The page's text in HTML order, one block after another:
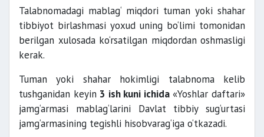
Talabnomadagi mablag‘ miqdori tuman yoki shahar
tibbiyot birlashmasi yoxud uning bo‘limi tomonidan
berilgan xulosada ko‘rsatilgan miqdordan oshmasligi
kerak.
Tuman yoki shahar hokimligi talabnoma kelib
tushganidan keyin 3 ish kuni ichida«Yoshlar daftari»
jamg‘armasi mablag‘larini Davlat tibbiy sug‘urtasi
jamg‘armasining tegishli hisobvarag‘iga o‘tkazadi.